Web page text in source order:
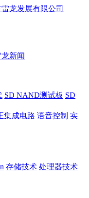
新闻
SD NAND测试板 SD
集成电路 语音控制 实
存储技术 处理器技术